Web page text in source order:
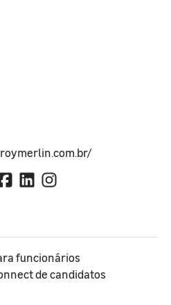
funcionários
de candidatos